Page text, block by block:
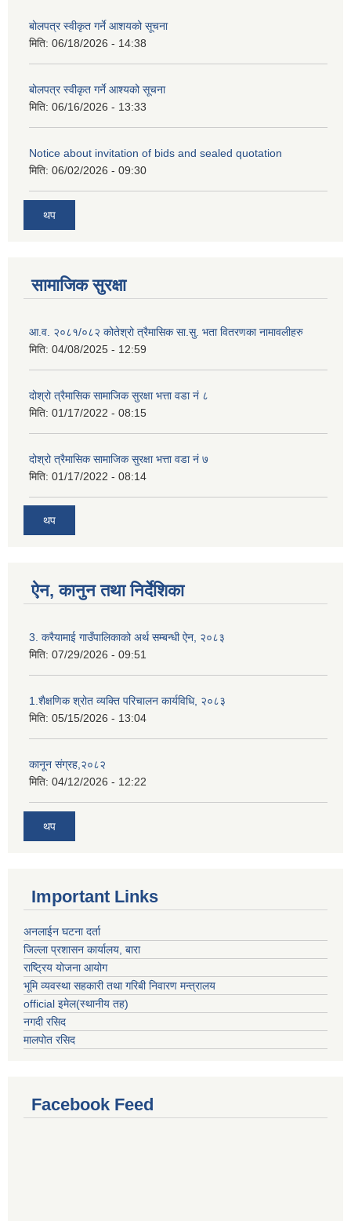
बोलपत्र स्वीकृत गर्ने आशयको सूचना
मिति: 06/18/2026 - 14:38
बोलपत्र स्वीकृत गर्ने आश्यको सूचना
मिति: 06/16/2026 - 13:33
Notice about invitation of bids and sealed quotation
मिति: 06/02/2026 - 09:30
थप
सामाजिक सुरक्षा
आ.व. २०८१/०८२ कोतेश्रो त्रैमासिक सा.सु. भता वितरणका नामावलीहरु
मिति: 04/08/2025 - 12:59
दोश्रो त्रैमासिक सामाजिक सुरक्षा भत्ता वडा नं ८
मिति: 01/17/2022 - 08:15
दोश्रो त्रैमासिक सामाजिक सुरक्षा भत्ता वडा नं ७
मिति: 01/17/2022 - 08:14
थप
ऐन, कानुन तथा निर्देशिका
3. करैयामाई गाउँपालिकाको अर्थ सम्बन्धी ऐन, २०८३
मिति: 07/29/2026 - 09:51
1.शैक्षणिक श्रोत व्यक्ति परिचालन कार्यविधि, २०८३
मिति: 05/15/2026 - 13:04
कानून संग्रह,२०८२
मिति: 04/12/2026 - 12:22
थप
Important Links
अनलाईन घटना दर्ता
जिल्ला प्रशासन कार्यालय, बारा
राष्ट्रिय योजना आयोग
भूमि व्यवस्था सहकारी तथा गरिबी निवारण मन्त्रालय
official इमेल(स्थानीय तह)
नगदी रसिद
मालपोत रसिद
Facebook Feed